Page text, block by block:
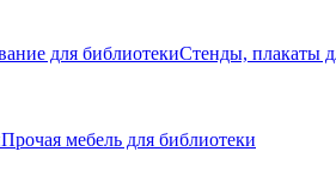
для библиотекиСтенды, плакаты
Прочая мебель для библиотеки